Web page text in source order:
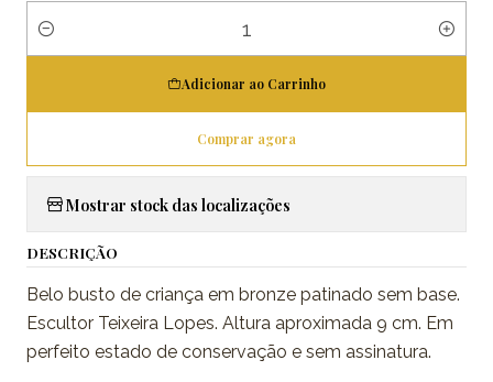
Quantidade
Adicionar ao Carrinho
Comprar agora
Mostrar stock das localizações
DESCRIÇÃO
Belo busto de criança em bronze patinado sem base.
Escultor Teixeira Lopes. Altura aproximada 9 cm. Em
perfeito estado de conservação e sem assinatura.